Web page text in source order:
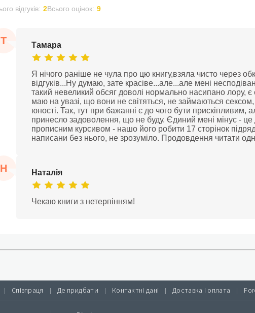
відгуків: 2Всього оцінок: 9
Т Тамара
Я нічого раніше не чула про цю книгу,взяла чисто через
відгуків...Ну думаю, зате красіве...але...але мені
такий невеликий обсяг доволі нормально насипано лору,
маю на увазі, що вони не світяться, не займаються
юності. Так, тут при бажанні є до чого бути прискіпливим,
принесло задоволення, що не буду. Єдиний мені мінус - це
прописним курсивом - нашо його робити 17 сторінок
написани без нього, не зрозуміло. Продовдення читати
Н Наталія
Чекаю книги з нетерпінням!
| Співпраця | Де придбати | Контактні дані | Доставка і оплата |